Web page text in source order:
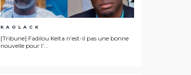
KAOLACK
[Tribune] Fadilou Keïta n’est-il pas une bonne
nouvelle pour l’...